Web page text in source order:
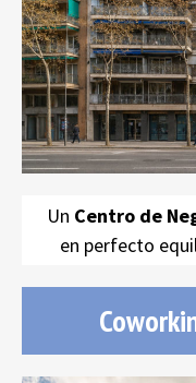
CoworkingSBC
Un Centro de
en perfecto